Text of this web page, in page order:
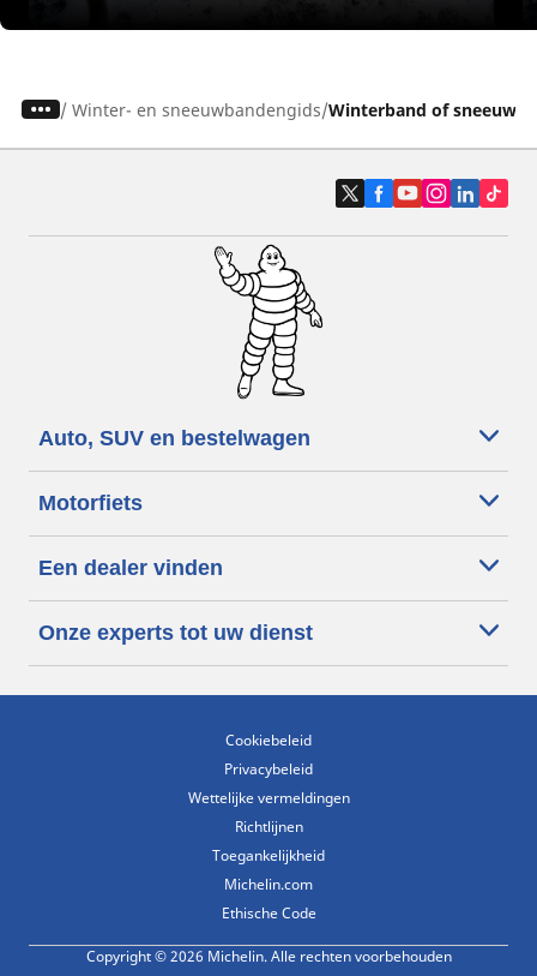
/ Winter- en sneeuwbandengids Winterband of
Auto, SUV en bestelwagen
Motorfiets
Een dealer vinden
Onze experts tot uw dienst
Cookiebeleid
Privacybeleid
Wettelijke vermeldingen
Richtlijnen
Toegankelijkheid
Michelin.com
Ethische Code
Copyright © 2026 Michelin. Alle rechten voorbehouden